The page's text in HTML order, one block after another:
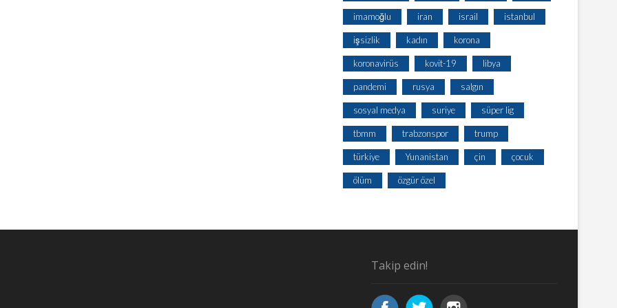
imamoğlu iran israil istanbul
işsizlik kadın korona
koronavirüs kovit-19 libya
pandemi rusya salgın
sosyal medya suriye süper lig
tbmm trabzonspor trump
türkiye Yunanistan çin çocuk
ölüm özgür özel
Takip edin!